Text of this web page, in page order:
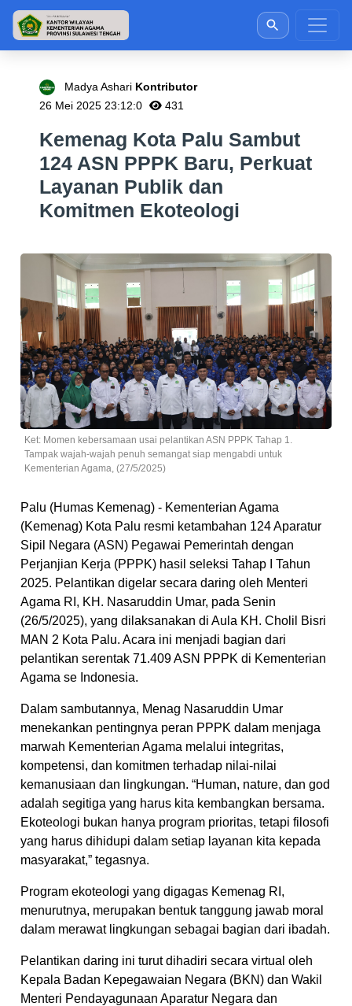
Madya Ashari Kontributor
26 Mei 2025 23:12:0
431
Kemenag Kota Palu Sambut
124 ASN PPPK Baru, Perkuat
Layanan Publik dan
Komitmen Ekoteologi
Ket: Momen kebersamaan usai pelantikan ASN PPPK Tahap 1.
Tampak wajah-wajah penuh semangat siap mengabdi untuk
Kementerian Agama, (27/5/2025)
Palu (Humas Kemenag) - Kementerian Agama
(Kemenag) Kota Palu resmi ketambahan 124 Aparatur
Sipil Negara (ASN) Pegawai Pemerintah dengan
Perjanjian Kerja (PPPK) hasil seleksi Tahap I Tahun
2025. Pelantikan digelar secara daring oleh Menteri
Agama RI, KH. Nasaruddin Umar, pada Senin
(26/5/2025), yang dilaksanakan di Aula KH. Cholil Bisri
MAN 2 Kota Palu. Acara ini menjadi bagian dari
pelantikan serentak 71.409 ASN PPPK di Kementerian
Agama se Indonesia.
Dalam sambutannya, Menag Nasaruddin Umar
menekankan pentingnya peran PPPK dalam menjaga
marwah Kementerian Agama melalui integritas,
kompetensi, dan komitmen terhadap nilai-nilai
kemanusiaan dan lingkungan. “Human, nature, dan god
adalah segitiga yang harus kita kembangkan bersama.
Ekoteologi bukan hanya program prioritas, tetapi filosofi
yang harus dihidupi dalam setiap layanan kita kepada
masyarakat,” tegasnya.
Program ekoteologi yang digagas Kemenag RI,
menurutnya, merupakan bentuk tanggung jawab moral
dalam merawat lingkungan sebagai bagian dari ibadah.
Pelantikan daring ini turut dihadiri secara virtual oleh
Kepala Badan Kepegawaian Negara (BKN) dan Wakil
Menteri Pendayagunaan Aparatur Negara dan